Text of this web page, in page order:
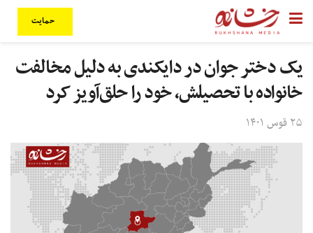
حمایت
یک دختر جوان در دایکندی به دلیل مخالفت
خانواده با تحصیلش، خود را حلق‌آویز کرد
۲۵ قوس ۱۴۰۱